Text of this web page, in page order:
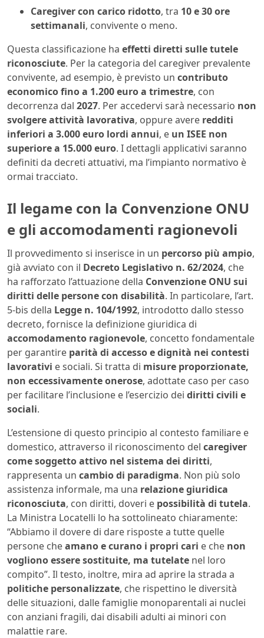
Caregiver con carico ridotto, tra 10 e 30 ore
settimanali, convivente o meno.
Questa classificazione ha effetti diretti sulle tutele
riconosciute. Per la categoria del caregiver prevalente
convivente, ad esempio, è previsto un contributo
economico fino a 1.200 euro a trimestre, con
decorrenza dal 2027. Per accedervi sarà necessario non
svolgere attività lavorativa, oppure avere redditi
inferiori a 3.000 euro lordi annui, e un ISEE non
superiore a 15.000 euro. I dettagli applicativi saranno
definiti da decreti attuativi, ma l’impianto normativo è
ormai tracciato.
Il legame con la Convenzione ONU
e gli accomodamenti ragionevoli
Il provvedimento si inserisce in un percorso più ampio,
già avviato con il Decreto Legislativo n. 62/2024, che
ha rafforzato l’attuazione della Convenzione ONU sui
diritti delle persone con disabilità. In particolare, l’art.
5-bis della Legge n. 104/1992, introdotto dallo stesso
decreto, fornisce la definizione giuridica di
accomodamento ragionevole, concetto fondamentale
per garantire parità di accesso e dignità nei contesti
lavorativi e sociali. Si tratta di misure proporzionate,
non eccessivamente onerose, adottate caso per caso
per facilitare l’inclusione e l’esercizio dei diritti civili e
sociali.
L’estensione di questo principio al contesto familiare e
domestico, attraverso il riconoscimento del caregiver
come soggetto attivo nel sistema dei diritti,
rappresenta un cambio di paradigma. Non più solo
assistenza informale, ma una relazione giuridica
riconosciuta, con diritti, doveri e possibilità di tutela.
La Ministra Locatelli lo ha sottolineato chiaramente:
“Abbiamo il dovere di dare risposte a tutte quelle
persone cheamano e curano i propri cari e che non
vogliono essere sostituite, ma tutelate nel loro
compito”. Il testo, inoltre, mira ad aprire la strada a
politiche personalizzate, che rispettino le diversità
delle situazioni, dalle famiglie monoparentali ai nuclei
con anziani fragili, dai disabili adulti ai minori con
malattie rare.